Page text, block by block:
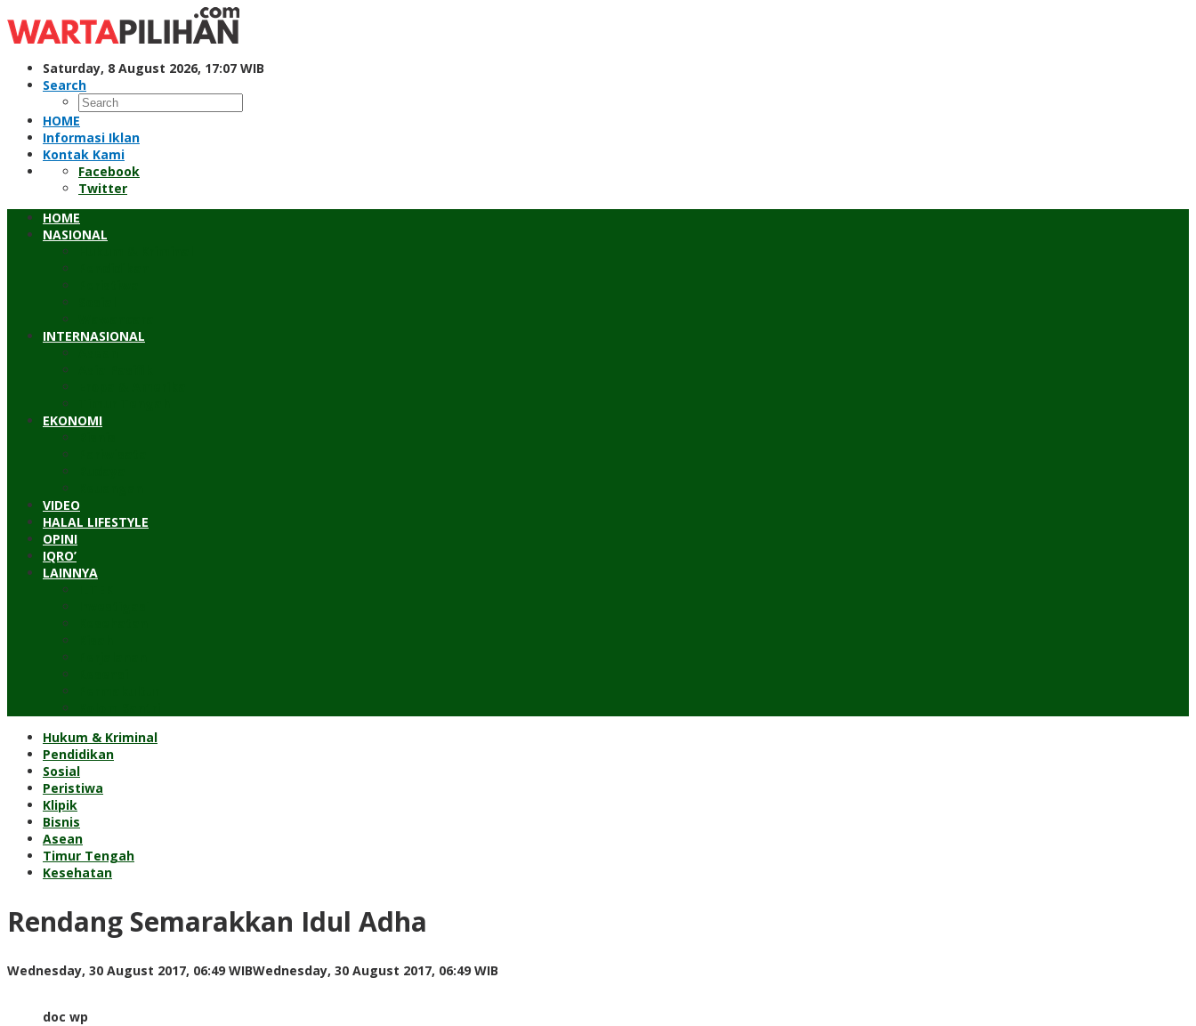
to
content
Saturday, 8 August 2026, 17:07 WIB
Search
HOME
Informasi Iklan
Kontak Kami
Facebook
Twitter
HOME
NASIONAL
INTERNASIONAL
EKONOMI
VIDEO
HALAL LIFESTYLE
OPINI
IQRO’
LAINNYA
Hukum & Kriminal
Pendidikan
Sosial
Peristiwa
Klipik
Bisnis
Asean
Timur Tengah
Kesehatan
Rendang Semarakkan Idul Adha
Wednesday, 30 August 2017, 06:49 WIBWednesday, 30 August 2017, 06:49 WIB
doc wp